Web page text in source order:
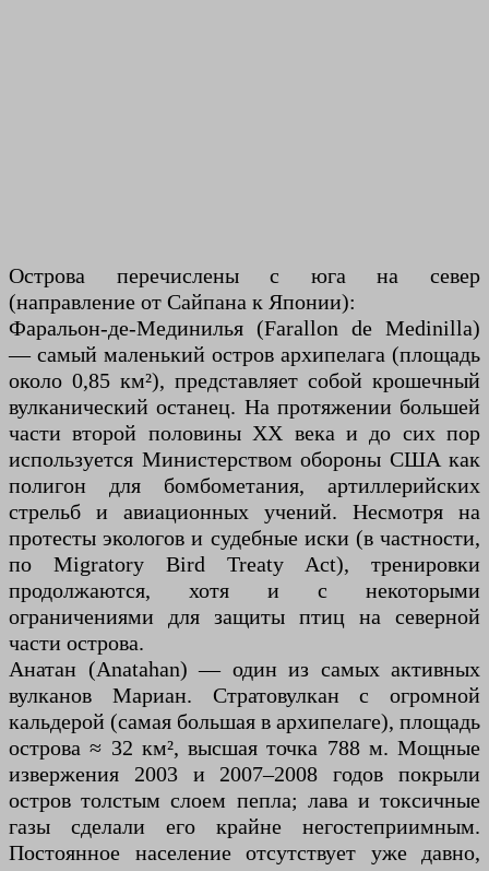
Острова перечислены с юга на север
(направление от Сайпана к Японии):
Фаральон-де-Мединилья (Farallon de Medinilla)
— самый маленький остров архипелага (площадь
около 0,85 км²), представляет собой крошечный
вулканический останец. На протяжении большей
части второй половины XX века и до сих пор
используется Министерством обороны США как
полигон для бомбометания, артиллерийских
стрельб и авиационных учений. Несмотря на
протесты экологов и судебные иски (в частности,
по Migratory Bird Treaty Act), тренировки
продолжаются, хотя и с некоторыми
ограничениями для защиты птиц на северной
части острова.
Анатан (Anatahan) — один из самых активных
вулканов Мариан. Стратовулкан с огромной
кальдерой (самая большая в архипелаге), площадь
острова ≈ 32 км², высшая точка 788 м. Мощные
извержения 2003 и 2007–2008 годов покрыли
остров толстым слоем пепла; лава и токсичные
газы сделали его крайне негостеприимным.
Постоянное население отсутствует уже давно,